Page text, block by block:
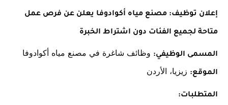
إعلان توظيف: مصنع مياه أكوادوفا يعلن عن فرص عمل
متاحة لجميع الفئات دون اشتراط الخبرة
المسمى الوظيفي: وظائف شاغرة في مصنع مياه أكوادوفا
الموقع: زيزيا، الأردن
المتطلبات: